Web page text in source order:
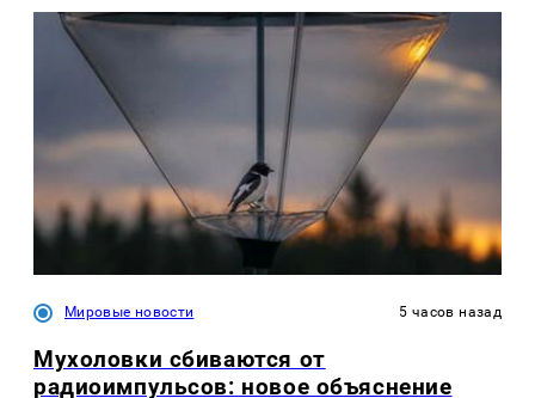
Мировые новости 5 часов назад
Мухоловки сбиваются от
радиоимпульсов: новое объяснение